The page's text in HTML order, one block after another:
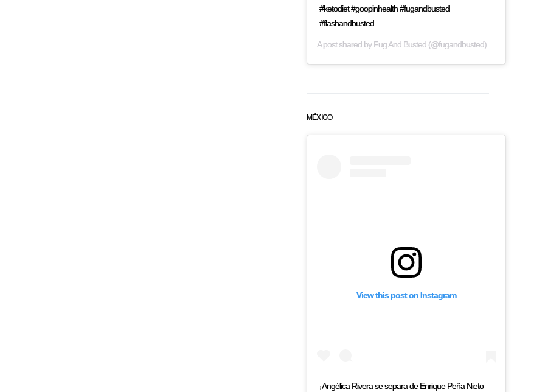
#ketodiet #goopinhealth #fugandbusted
#flashandbusted
A post shared byFug And Busted(@fugandbusted) on
MÉXICO
View this post on Instagram
¡Angélica Rivera se separa de Enrique Peña Nieto